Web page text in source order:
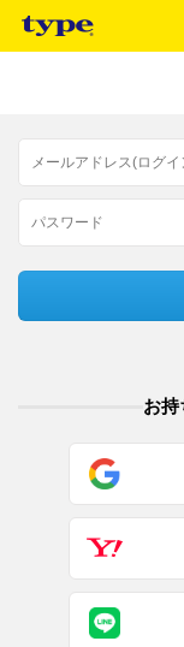
お持